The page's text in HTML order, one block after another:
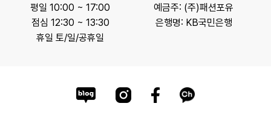
평일 10:00 ~ 17:00
점심 12:30 ~ 13:30
휴일 토/일/공휴일
예금주: (주)패션포유
은행명: KB국민은행